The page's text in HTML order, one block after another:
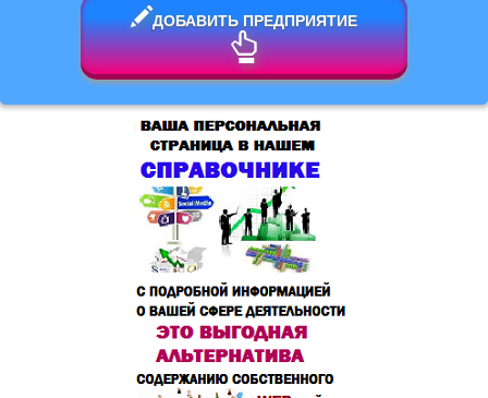
ДОБАВИТЬ ПРЕДПРИЯТИЕ